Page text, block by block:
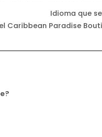
Idioma que
Caribbean Paradise